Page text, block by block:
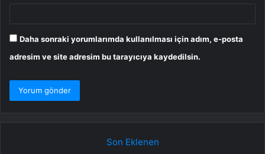
Daha sonraki yorumlarımda kullanılması için adım, e-posta
adresim ve site adresim bu tarayıcıya kaydedilsin.
Son Eklenen